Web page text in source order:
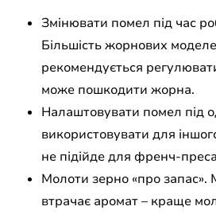
Змінювати помел під час
Більшість жорнових
рекомендується
може пошкодити жорна.
Налаштовувати помел під
використовувати для
не підійде для френч-
Молоти зерно «про
втрачає аромат – краще